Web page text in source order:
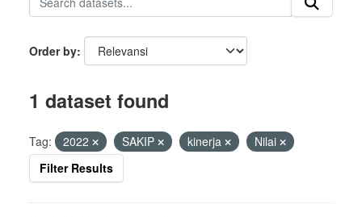
Order by
1 dataset found
Tag: 2022 SAKIP kinerja
Nilai
Filter Results